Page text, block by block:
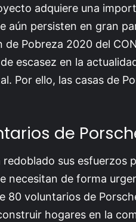
adquiere una
aún persisten en gran
Pobreza 2020 del
escasez en la
Por ello, las casas de
de
sus esfuerzos
necesitan de forma
80 voluntarios de
hogares en la